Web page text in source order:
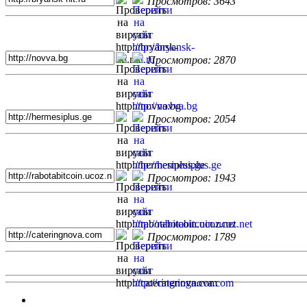
Просмотров: 2870
Просмотров: 2054
Просмотров: 1943
Просмотров: 1789